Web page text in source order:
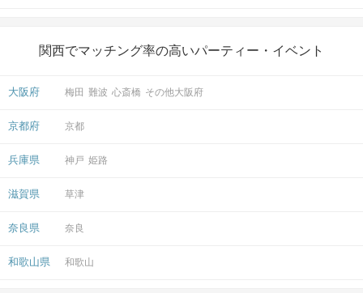
関西でマッチング率の高いパーティー・イベント
大阪府 梅田 難波 心斎橋 その他大阪府
京都府 京都
兵庫県 神戸 姫路
滋賀県 草津
奈良県 奈良
和歌山県 和歌山